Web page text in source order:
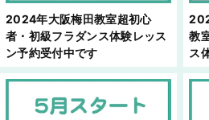
2024年大阪梅田教室超初心
者・初級フラダンス体験レッス
ン予約受付中です
教
ス